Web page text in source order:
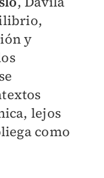
y
lejos
como